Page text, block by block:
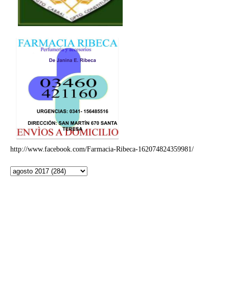
http://www.facebook.com/Farmacia-Ribeca-162074824359981/